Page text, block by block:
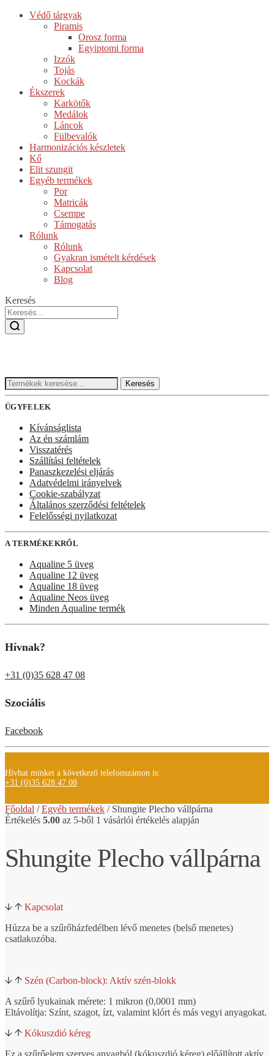
Védő tárgyak
Piramis
Orosz forma
Egyiptomi forma
Izzók
Tojás
Kockák
Ékszerek
Karkötők
Medálok
Láncok
Fülbevalók
Harmonizációs készletek
Kő
Elit szungit
Egyéb termékek
Por
Matricák
Csempe
Támogatás
Rólunk
Rólunk
Gyakran ismételt kérdések
Kapcsolat
Blog
Keresés
Keresés: Keresés
ÜGYFELEK
Kívánságlista
Az én számlám
Visszatérés
Szállítási feltételek
Panaszkezelési eljárás
Adatvédelmi irányelvek
Cookie-szabályzat
Általános szerződési feltételek
Felelősségi nyilatkozat
A TERMÉKEKRŐL
Aqualine 5 üveg
Aqualine 12 üveg
Aqualine 18 üveg
Aqualine Neos üveg
Minden Aqualine termék
Hívnak?
+31 (0)35 628 47 08
Szociális
Facebook
Hívhat minket a következő telefonszámon is:
+31 (0)35 628 47 08
Főoldal /Egyéb termékek / Shungite Plecho vállpárna
Értékelés 5.00 az 5-ből 1 vásárlói értékelés alapján
Shungite Plecho vállpárna
Kapcsolat
Húzza be a szűrőházfedélben lévő menetes (belső menetes)
csatlakozóba.
Szén (Carbon-block): Aktív szén-blokk
A szűrő lyukainak mérete: 1 mikron (0,0001 mm)
Eltávolítja: Színt, szagot, ízt, valamint klórt és más vegyi anyagokat.
Kókuszdió kéreg
Ez a szűrőelem szerves anyagból (kókuszdió kéreg) előállított aktív